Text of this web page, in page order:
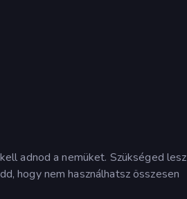
adnod a nemüket. Szükséged lesz
hogy nem használhatsz összesen